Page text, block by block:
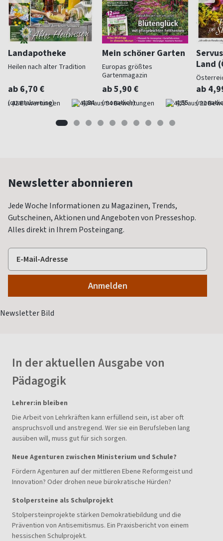
Landapotheke
Heilen nach alter Tradition
ab 6,70 €
(quartalsweise) 4,84
Mein schöner Garten
Europas größtes
Gartenmagazin
ab 5,90 €
(monatlich) 4,55
Land
ab
Newsletter abonnieren
Jede Woche Informationen zu Magazinen, Trends,
Gutscheinen, Aktionen und Angeboten von Presseshop.
Alles direkt in Ihrem Posteingang.
In der aktuellen Ausgabe von
Pädagogik
Lehrer:in bleiben
Die Arbeit von Lehrkräften kann erfüllend sein, ist aber oft
anspruchsvoll und anstregend. Wer sie ein Berufsleben lang
ausüben will, muss gut für sich sorgen.
Neue Agenturen zwischen Ministerium und Schule?
Fördern Agenturen auf der mittleren Ebene Reformgeist und
Innovation? Oder drohen neue bürokratische Hürden?
Stolpersteine als Schulprojekt
Stolpersteinprojekte stärken Demokratiebildung und die
Prävention von Antisemitismus. Ein Praxisbericht von einem
hessischen Schulprojekt.